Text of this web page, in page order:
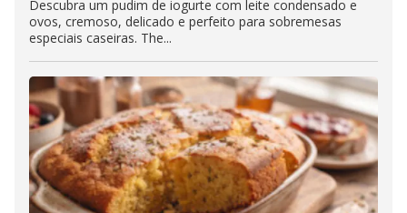
Descubra um pudim de iogurte com leite condensado e
ovos, cremoso, delicado e perfeito para sobremesas
especiais caseiras. The...